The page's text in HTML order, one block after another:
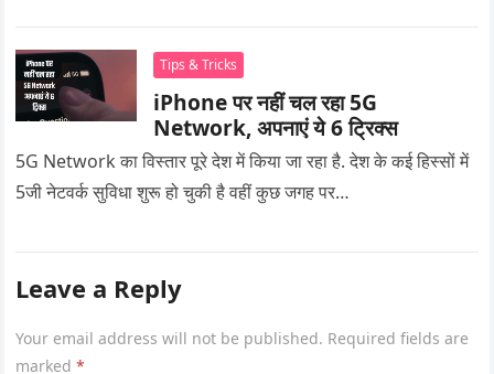
Tips & Tricks
iPhone पर नहीं चल रहा 5G
Network, अपनाएं ये 6 ट्रिक्स
5G Network का विस्तार पूरे देश में किया जा रहा है. देश के कई हिस्सों में
5जी नेटवर्क सुविधा शुरू हो चुकी है वहीं कुछ जगह पर…
Leave a Reply
Your email address will not be published. Required fields are
marked*